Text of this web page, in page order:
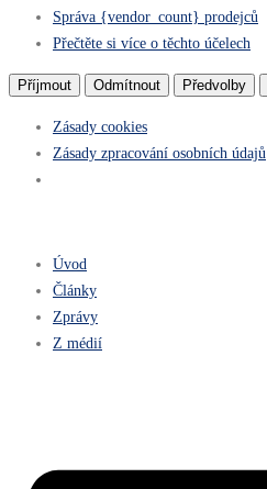
Správa {vendor_count} prodejců
Přečtěte si více o těchto účelech
Příjmout Odmítnout Předvolby
Zásady cookies
Zásady zpracování osobních údajů
Úvod
Články
Zprávy
Z médií